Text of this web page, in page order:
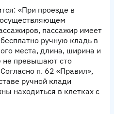
«При проезде в
осуществляющем
пассажир имеет
ручную кладь в
места, длина, ширина и
не превышают сто
п. 62 «Правил»,
ручной клади
находиться в клетках с